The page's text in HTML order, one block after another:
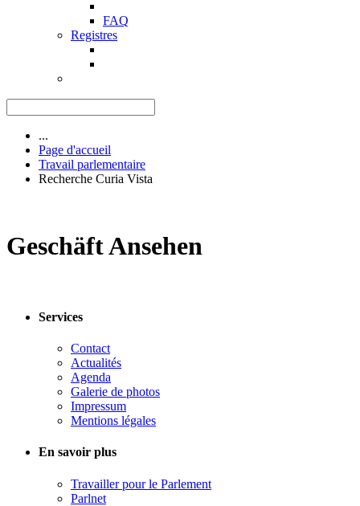
FAQ
Registres
...
Page d'accueil
Travail parlementaire
Recherche Curia Vista
Geschäft Ansehen
Services
Contact
Actualités
Agenda
Galerie de photos
Impressum
Mentions légales
En savoir plus
Travailler pour le Parlement
Parlnet